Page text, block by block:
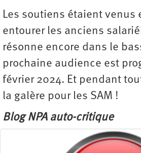
Les soutiens étaient venus
entourer les anciens
résonne encore dans le
prochaine audience est
février 2024. Et pendant
la galère pour les SAM !
Blog NPA auto-critique